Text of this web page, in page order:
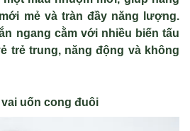
mẻ và tràn đầy năng lượng.
ngang cằm với nhiều biến tấu
trẻ trung, năng động và không
uốn cong đuôi